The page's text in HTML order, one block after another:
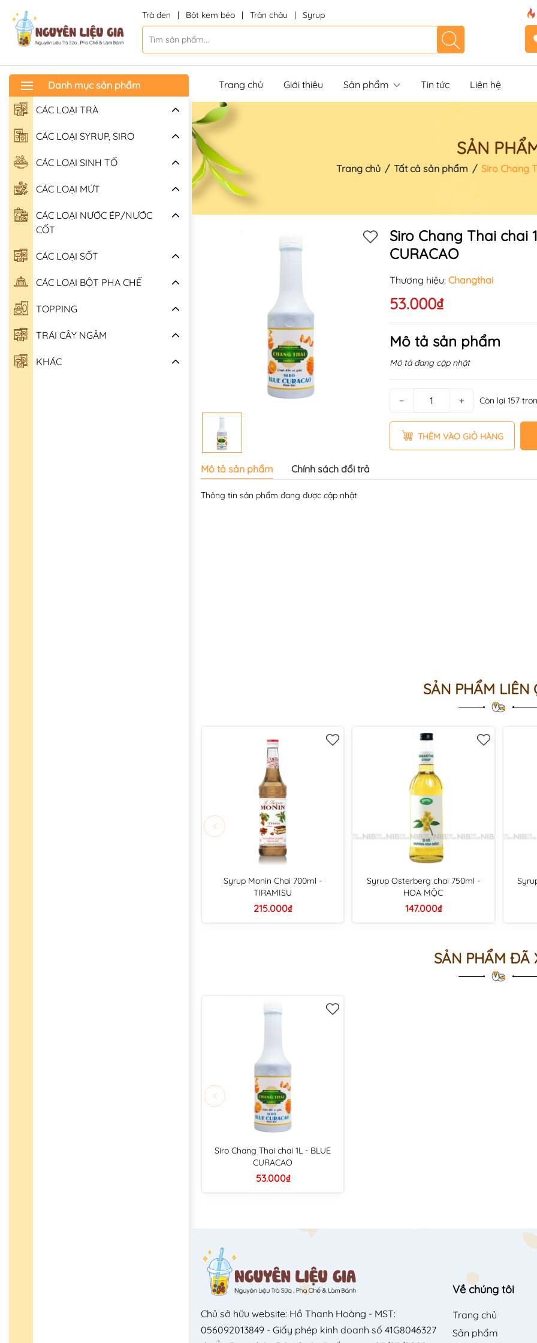
Trà đen | Bột kem béo | Trân châu | Syrup
Danh mục sản phẩm
CÁC LOẠI TRÀ
CÁC LOẠI SYRUP, SIRO
CÁC LOẠI SINH TỐ
CÁC LOẠI MỨT
CÁC LOẠI NƯỚC ÉP/NƯỚC
CỐT
CÁC LOẠI SỐT
CÁC LOẠI BỘT PHA CHẾ
TOPPING
TRÁI CÂY NGÂM
KHÁC
Trang chủ Giới thiệu Sản phẩm Tin tức Liên hệ
SẢN
Trang chủ / Tất cả sản phẩm / Siro Chang
Siro Chang Thai chai
CURACAO
Thương hiệu: Changthai
53.000₫
Mô tả sản phẩm
Mô tả đang cập nhật
− + Còn lại 157
THÊM VÀO GIỎ HÀNG
Mô tả sản phẩm Chính sách đổi trả
Thông tin sản phẩm đang được cập nhật
SẢN PHẨM LIÊN
Syrup Monin Chai 700ml -
TIRAMISU
215.000₫
Syrup Osterberg chai 750ml -
HOA MỘC
147.000₫
SẢN PHẨM ĐÃ
Siro Chang Thai chai 1L - BLUE
CURACAO
53.000₫
Chủ sở hữu website: Hồ Thanh Hoàng - MST:
056092013849 - Giấy phép kinh doanh số 41G8046327
Về chúng tôi
Trang chủ
Sản phẩm